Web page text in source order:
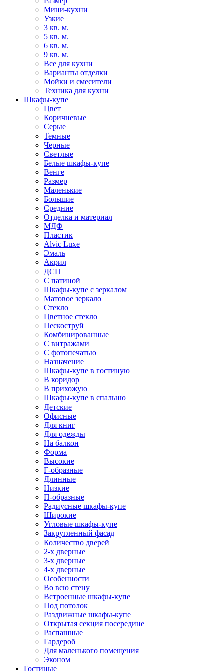
Мини-кухни
Узкие
3 кв. м.
5 кв. м.
6 кв. м.
9 кв. м.
Все для кухни
Варианты отделки
Мойки и смесители
Техника для кухни
Шкафы-купе
Цвет
Коричневые
Серые
Темные
Черные
Светлые
Белые шкафы-купе
Венге
Размер
Маленькие
Большие
Средние
Отделка и материал
МДФ
Пластик
Alvic Luxe
Эмаль
Акрил
ДСП
С патиной
Шкафы-купе с зеркалом
Матовое зеркало
Стекло
Цветное стекло
Пескоструй
Комбинированные
С витражами
С фотопечатью
Назначение
Шкафы-купе в гостиную
В коридор
В прихожую
Шкафы-купе в спальню
Детские
Офисные
Для книг
Для одежды
На балкон
Форма
Высокие
Г-образные
Длинные
Низкие
П-образные
Радиусные шкафы-купе
Широкие
Угловые шкафы-купе
Закругленный фасад
Количество дверей
2-х дверные
3-х дверные
4-х дверные
Особенности
Во всю стену
Встроенные шкафы-купе
Под потолок
Раздвижные шкафы-купе
Открытая секция посередине
Распашные
Гардероб
Для маленького помещения
Эконом
Гостиные